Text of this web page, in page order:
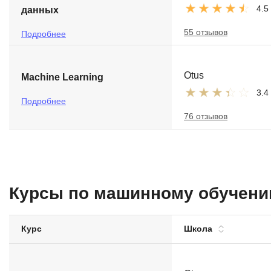
данных
Подробнее
4.5
55 отзывов
Machine Learning
Подробнее
Otus
3.4
76 отзывов
Курсы по машинному
Курс Школа